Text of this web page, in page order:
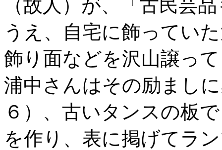
（故人）が、「古民芸
うえ、自宅に飾ってい
飾り面などを沢山譲っ
浦中さんはその励まし
６）、古いタンスの板
を作り、表に掲げてラ